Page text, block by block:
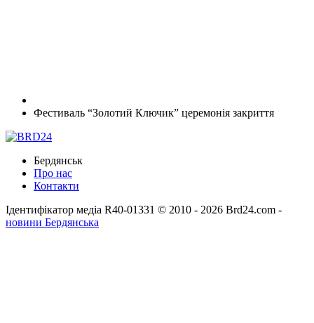
Фестиваль “Золотий Ключик” церемонія закриття
Бердянськ
Про нас
Контакти
Ідентифікатор медіа R40-01331 © 2010 - 2026 Brd24.com -
новини Бердянська